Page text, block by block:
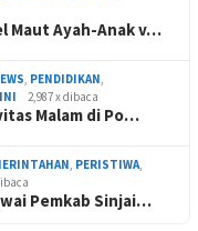
Maut Ayah-Anak v…
PENDIDIKAN
2,987 x dibaca
Malam di Po…
PERISTIWA
Pemkab Sinjai…